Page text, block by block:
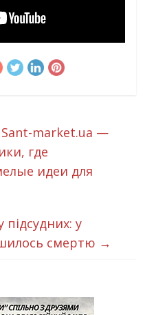
market.ua —
где
идеи для
у
смертю →